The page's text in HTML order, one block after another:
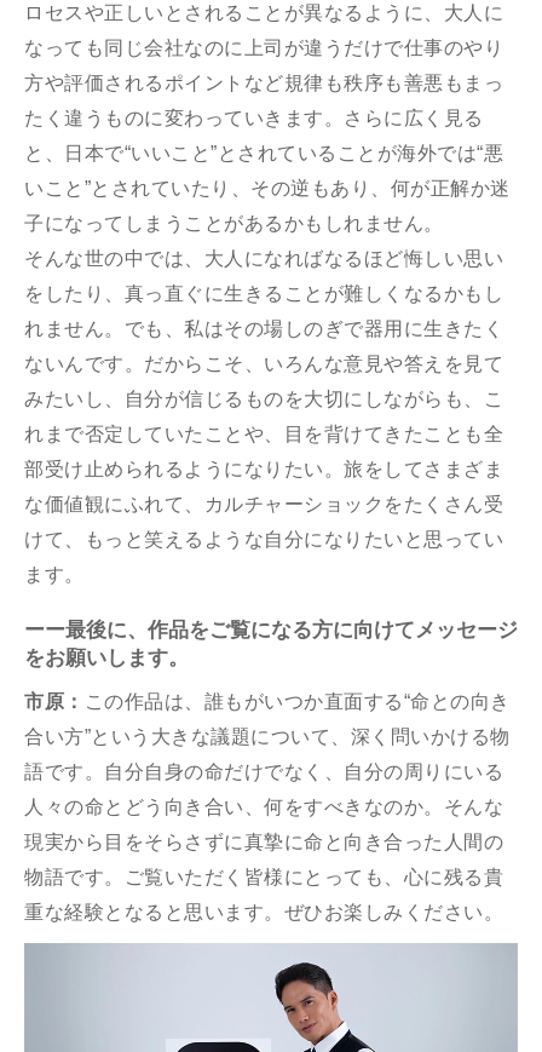
ロセスや正しいとされることが異なるように、⼤⼈に
なっても同じ会社なのに上司が違うだけで仕事のやり
⽅や評価されるポイントなど規律も秩序も善悪もまっ
たく違うものに変わっていきます。さらに広く⾒る
と、⽇本で“いいこと”とされていることが海外では“悪
いこと”とされていたり、その逆もあり、何が正解か迷
子になってしまうことがあるかもしれません。
そんな世の中では、⼤⼈になればなるほど悔しい思い
をしたり、真っ直ぐに⽣きることが難しくなるかもし
れません。でも、私はその場しのぎで器⽤に⽣きたく
ないんです。だからこそ、いろんな意見や答えを⾒て
みたいし、⾃分が信じるものを大切にしながらも、こ
れまで否定していたことや、⽬を背けてきたことも全
部受け⽌められるようになりたい。旅をしてさまざま
な価値観にふれて、カルチャーショックをたくさん受
けて、もっと笑えるような⾃分になりたいと思ってい
ます。
ーー最後に、作品をご覧になる方に向けてメッセージ
をお願いします。
市原： この作品は、誰もがいつか直⾯する“命との向き
合い⽅”という⼤きな議題について、深く問いかける物
語です。
⾃分⾃⾝の命だけでなく、⾃分の周りにいる
⼈々の命とどう向き合い、何をすべきなのか。 そんな
現実から⽬をそらさずに真摯に命と向き合った⼈間の
物語です。ご覧いただく皆様にとっても、⼼に残る貴
重な経験となると思います。ぜひお楽しみください。